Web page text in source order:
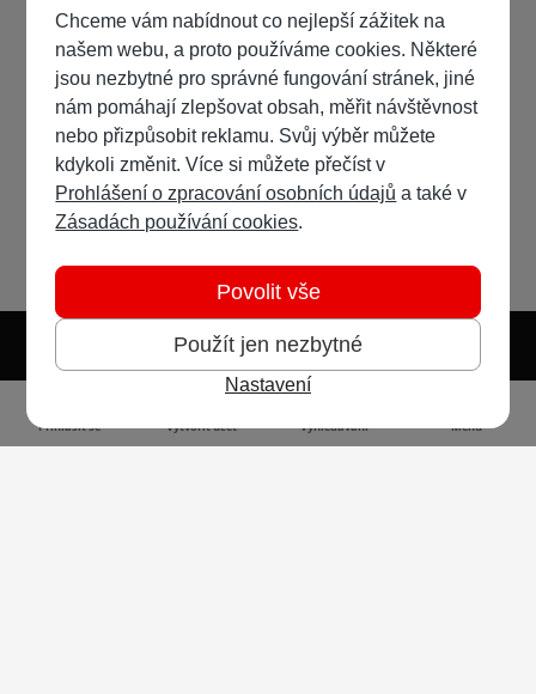
Světlý režim Předvolba systému
Přihlásit se Vytvořit účet Vyhledávání Menu
Chceme vám nabídnout co nejlepší zážitek na
našem webu, a proto používáme cookies. Některé
jsou nezbytné pro správné fungování stránek, jiné
nám pomáhají zlepšovat obsah, měřit návštěvnost
nebo přizpůsobit reklamu. Svůj výběr můžete
kdykoli změnit. Více si můžete přečíst v
Prohlášení o zpracování osobních údajů a také v
Zásadách používání cookies.
Použít jen nezbytné
Povolit vše
Nastavení